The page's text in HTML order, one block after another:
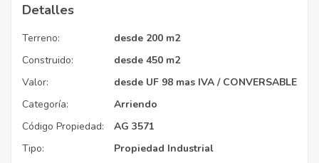
Detalles
Terreno:
desde 200 m2
Construido:
desde 450 m2
Valor:
desde UF 98 mas IVA / CONVERSABLE
Categoría:
Arriendo
Código Propiedad:
AG 3571
Tipo:
Propiedad Industrial